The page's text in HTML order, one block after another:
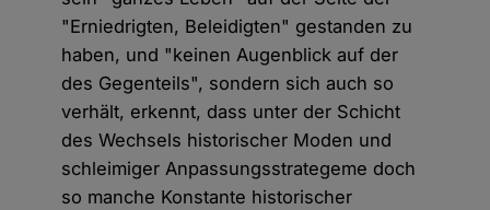
"Erniedrigten, Beleidigten" gestanden zu
haben, und "keinen Augenblick auf der
des Gegenteils", sondern sich auch so
verhält, erkennt, dass unter der Schicht
des Wechsels historischer Moden und
schleimiger Anpassungsstrategeme doch
so manche Konstante historischer